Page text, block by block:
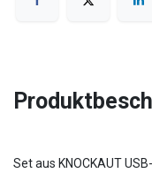
Set aus KNOCKAUT